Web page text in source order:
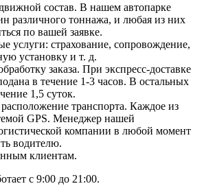
состав. В нашем автопарке
различного тоннажа, и любая из них
по вашей заявке.
услуги: страхование, сопровождение,
установку и т. д.
заказа. При экспресс-доставке
в течение 1-3 часов. В остальных
1,5 суток.
транспорта. Каждое из
GPS. Менеджер нашей
компании в любой момент
водителю.
клиентам.
с 9:00 до 21:00.